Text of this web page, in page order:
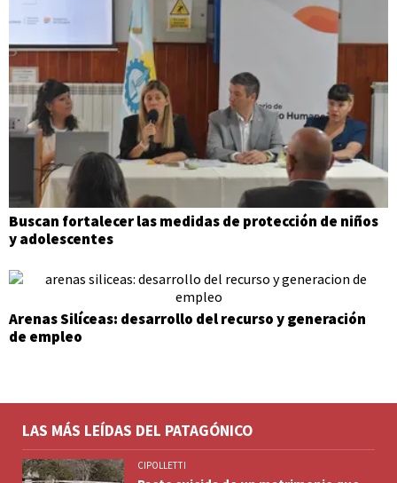
Buscan fortalecer las medidas de protección de niños
y adolescentes
Arenas Silíceas: desarrollo del recurso y generación
de empleo
LAS MÁS LEÍDAS DEL PATAGÓNICO
CIPOLLETTI